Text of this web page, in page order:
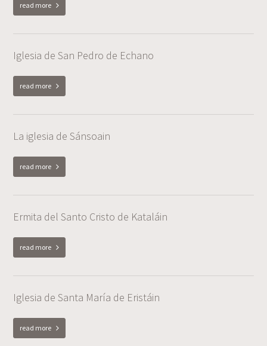
read more
Iglesia de San Pedro de Echano
read more
La iglesia de Sánsoain
read more
Ermita del Santo Cristo de Kataláin
read more
Iglesia de Santa María de Eristáin
read more